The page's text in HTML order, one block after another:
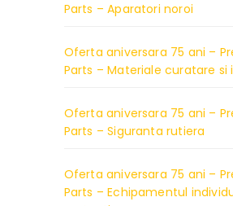
Parts – Aparatori noroi
Oferta aniversara 75 ani –
Parts – Materiale curatare si
Oferta aniversara 75 ani –
Parts – Siguranta rutiera
Oferta aniversara 75 ani –
Parts – Echipamentul